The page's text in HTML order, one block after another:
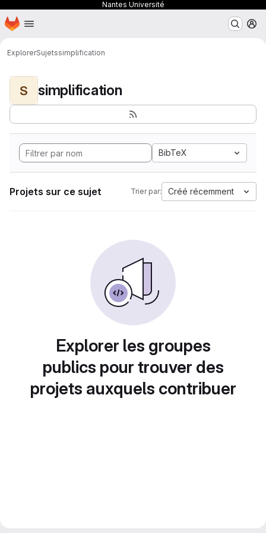
Nantes Université
Passer au contenu principal
Page d'accueil
ExplorerSujetssimplification
S simplification
BibTeX
Projets sur ce sujet Trier par: Créé récemment
Explorer les groupes
publics pour trouver des
projets auxquels contribuer